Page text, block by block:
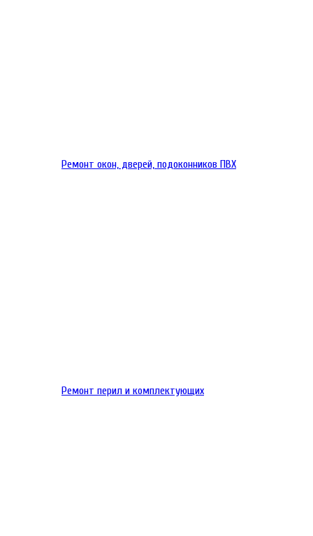
Ремонт окон, дверей, подоконников ПВХ
Ремонт перил и комплектующих